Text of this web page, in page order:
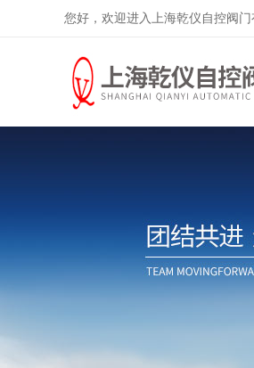
您好，欢迎进入上海乾仪自控阀门